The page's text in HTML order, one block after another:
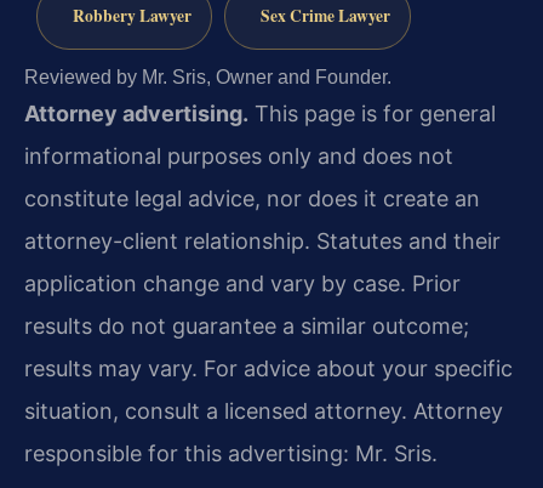
Robbery Lawyer Sex Crime Lawyer
Reviewed by Mr. Sris, Owner and Founder.
Attorney advertising. This page is for general
informational purposes only and does not
constitute legal advice, nor does it create an
attorney-client relationship. Statutes and their
application change and vary by case. Prior
results do not guarantee a similar outcome;
results may vary. For advice about your specific
situation, consult a licensed attorney. Attorney
responsible for this advertising: Mr. Sris.